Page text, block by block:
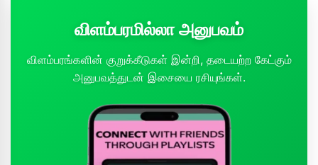
விளம்பரமில்லா அனுபவம்
விளம்பரங்களின் குறுக்கீடுகள் இன்றி, தடையற்ற கேட்கும்
அனுபவத்துடன் இசையை ரசியுங்கள்.